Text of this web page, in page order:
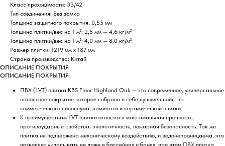
Класс проходимости: 33/42
Тип соединения: Без замка
Толщина защитного покрытия: 0,55 мм
Толщина плитки/вес на 1 м²: 2,5 мм — 4,6 кг/м²
Толщина плитки/вес на 1 м²: 4,0 мм — 8,0 кг/м²
Размер плитки: 1219 мм х 187 мм
Страна производства: Китай
ОПИСАНИЕ ПОКРЫТИЯ
ОПИСАНИЕ ПОКРЫТИЯ
ПВХ (LVT) плитка КBS Floor Highland Oak — это современное, универсальное
напольное покрытие которое собрало в себе лучшие свойства
коммерческого линолеума, ламината и керамической плитки.
К преимуществам LVT плитки относятся максимальная прочность,
противоударные свойства, экологичность, пожарная безопасность. Так же
плитка не подвержена механическому воздействию, и водонепроницаема, что
позволяет укладывать ее даже в бассейнах и банях, при этом ПВХ плитка